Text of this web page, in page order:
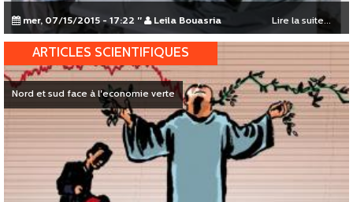
mer, 07/15/2015 - 17:22 " Leila Bouasria Lire la suite...
Nord et sud face à l'economie verte
ARTICLES SCIENTIFIQUES